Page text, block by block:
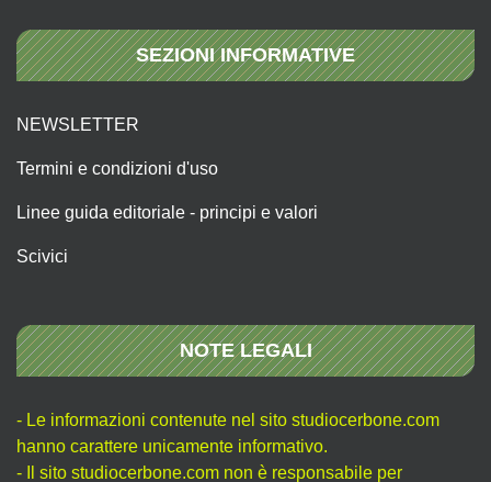
SEZIONI INFORMATIVE
NEWSLETTER
Termini e condizioni d'uso
Linee guida editoriale - principi e valori
Scivici
NOTE LEGALI
- Le informazioni contenute nel sito studiocerbone.com
hanno carattere unicamente informativo.
- Il sito studiocerbone.com non è responsabile per